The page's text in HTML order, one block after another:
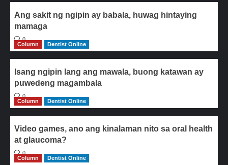
Ang sakit ng ngipin ay babala, huwag hintaying
mamaga
0
Column
Dentist Online
Isang ngipin lang ang mawala, buong katawan ay
puwedeng magambala
0
Column
Dentist Online
Video games, ano ang kinalaman nito sa oral health
at glaucoma?
0
Column
Dentist Online